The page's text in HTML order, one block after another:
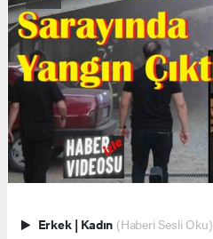
Erkek | Kadın (Haberi Sesli Oku)